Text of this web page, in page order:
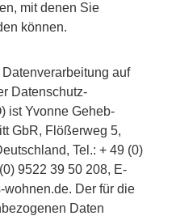
mit denen Sie
können.
auf
Datenschutz-
ist Yvonne Geheb-
GbR, Flößerweg 5,
Tel.: + 49 (0)
9522 39 50 208, E-
wohnen.de. Der für die
Daten